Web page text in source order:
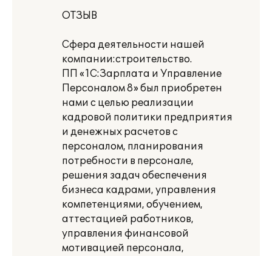
ОТЗЫВ
Сфера деятельности нашей
компании:строительство.
ПП «1С:Зарплата и Управление
Персоналом 8» был приобретен
нами с целью реализации
кадровой политики предприятия
и денежных расчетов с
персоналом, планирования
потребности в персонале,
решения задач обеспечения
бизнеса кадрами, управления
компетенциями, обучением,
аттестацией работников,
управления финансовой
мотивацией персонала,